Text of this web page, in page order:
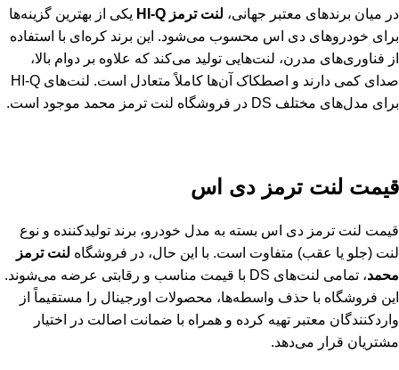
در میان برندهای معتبر جهانی، لنت ترمز
یکی از بهترین گزینه‌ها
برای خودروهای دی اس محسوب می‌شود. این برند کره‌ای با استفاده
از فناوری‌های مدرن، لنت‌هایی تولید می‌کند که علاوه بر دوام بالا،
صدای کمی دارند و اصطکاک آن‌ها کاملاً متعادل است. لنت‌های HI-Q
برای مدل‌های مختلف DS در فروشگاه لنت ترمز محمد موجود است.
قیمت لنت ترمز دی اس
قیمت لنت ترمز دی اس بسته به مدل خودرو، برند تولیدکننده و نوع
لنت (جلو یا عقب) متفاوت است. با این حال، در فروشگاه لنت ترمز
محمد
، تمامی لنت‌های DS با قیمت مناسب و رقابتی عرضه می‌شوند.
این فروشگاه با حذف واسطه‌ها، محصولات اورجینال را مستقیماً از
واردکنندگان معتبر تهیه کرده و همراه با ضمانت اصالت در اختیار
مشتریان قرار می‌دهد.